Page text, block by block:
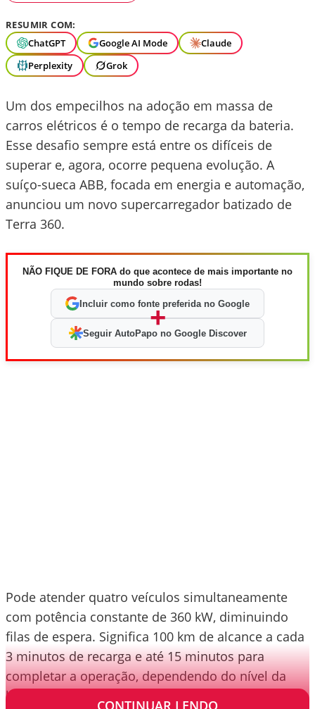
RESUMIR COM:
ChatGPT
Google AI Mode
Claude
Perplexity
Grok
Um dos empecilhos na adoção em massa de
carros elétricos é o tempo de recarga da bateria.
Esse desafio sempre está entre os difíceis de
superar e, agora, ocorre pequena evolução. A
suíço-sueca ABB, focada em energia e automação,
anunciou um novo supercarregador batizado de
Terra 360.
NÃO FIQUE DE FORA do que acontece de mais importante no
mundo sobre rodas!
Incluir como fonte preferida no Google
+
Seguir AutoPapo no Google Discover
Pode atender quatro veículos simultaneamente
com potência constante de 360 kW, diminuindo
filas de espera. Significa 100 km de alcance a cada
3 minutos de recarga e até 15 minutos para
completar a operação, dependendo do nível da
bateria.